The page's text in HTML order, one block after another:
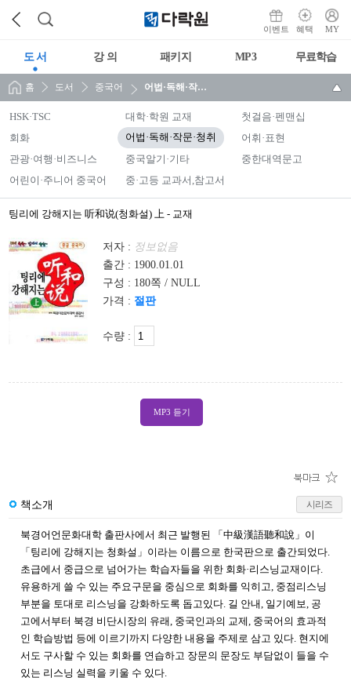
이벤트 혜택 MY
도 서 강 의 패키지 MP3 무료학습
홈 도서 중국어 어법·독해·작문·청취
HSK·TSC 대학·학원 교재
첫걸음·펜맨십
회화
어법·독해·작문·청취
어휘·표현
관광·여행·비즈니스
중국알기·기타
중한대역문고
어린이·주니어 중국어
중·고등 교과서,참고서
팅리에 강해지는 听和说(청화설) 上 - 교재
저자 : 정보없음
출간 : 1900.01.01
구성 : 180쪽 / NULL
가격 : 절판
수량 :
MP3 듣기
책소개 시리즈
북경어언문화대학 출판사에서 최근 발행된 「中級漢語聽和說」이
「팅리에 강해지는 청화설」이라는 이름으로 한국판으로 출간되었다.
초급에서 중급으로 넘어가는 학습자들을 위한 회화·리스닝교재이다.
유용하게 쓸 수 있는 주요구문을 중심으로 회화를 익히고, 중점리스닝
부분을 토대로 리스닝을 강화하도록 돕고있다. 길 안내, 일기예보, 공
고에서부터 북경 비단시장의 유래, 중국인과의 교제, 중국어의 효과적
인 학습방법 등에 이르기까지 다양한 내용을 주제로 삼고 있다. 현지에
서도 구사할 수 있는 회화를 연습하고 장문의 문장도 부담없이 들을 수
있는 리스닝 실력을 키울 수 있다.